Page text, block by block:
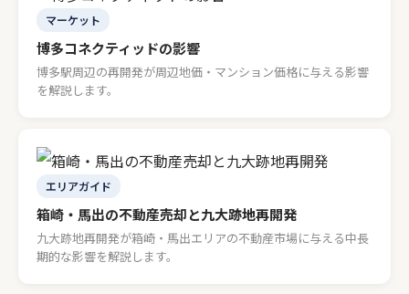
マーケット
博多コネクティッドの影響
博多駅周辺の再開発が周辺地価・マンション価格に与える影響
を解説します。
エリアガイド
箱崎・馬出の不動産売却と九大跡地再開発
九大跡地再開発が箱崎・馬出エリアの不動産市場に与える中長
期的な影響を解説します。